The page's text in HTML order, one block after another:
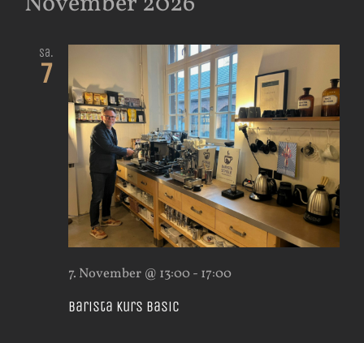
Sa.
7
Barista Kurs Basic
7. November @ 13:00- 17:00